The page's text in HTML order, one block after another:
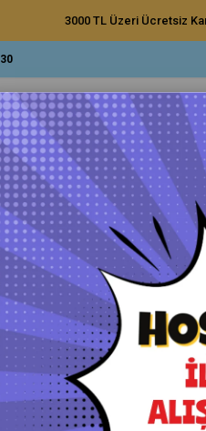
3000 TL Üzeri Ücretsiz
İç Bakım Ürünleri Dış
Kimyasala Dayanıklı Dış Detay Fırçası